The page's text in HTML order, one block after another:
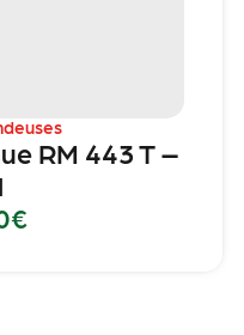
RM 443 T –
€